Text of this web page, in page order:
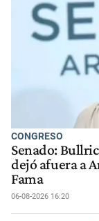
CONGRESO
Senado:
dejó afuera a
Fama
06-08-2026 16:20